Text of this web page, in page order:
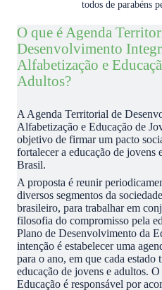
todos de parabéns
O que é Agenda
Desenvolvimento
Alfabetização e
Adultos?
A Agenda Territorial de
Alfabetização e Educação de
objetivo de firmar um pacto
fortalecer a educação de jovens
Brasil.
A proposta é reunir
diversos segmentos da
brasileiro, para trabalhar em
filosofia do compromisso pela
Plano de Desenvolvimento da
intenção é estabelecer uma
para o ano, em que cada estado
educação de jovens e adultos.
Educação é responsável por